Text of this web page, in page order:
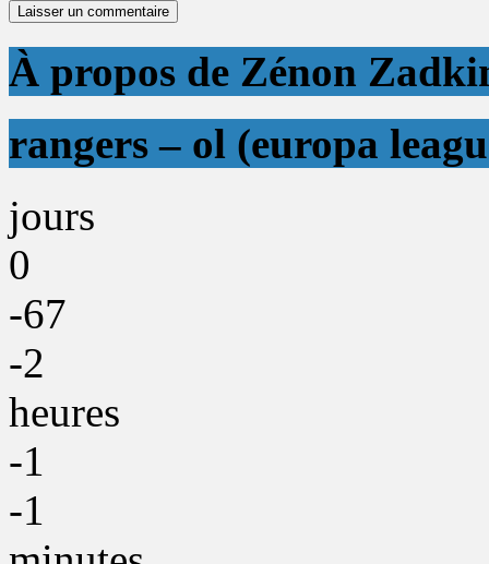
À propos de Zénon
rangers – ol (europa
jours
0
-67
-2
heures
-1
-1